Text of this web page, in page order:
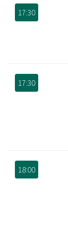
17:30
17:30
18:00